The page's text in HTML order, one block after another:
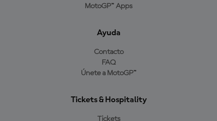
MotoGP™ Apps
Ayuda
Contacto
FAQ
Únete a MotoGP™
Tickets & Hospitality
Tickets